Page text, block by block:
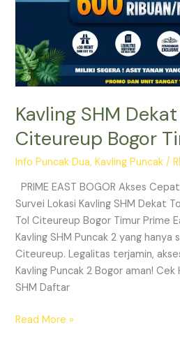
Kavling SHM
Citeureup Bogor
Info Puncak Dua,Kavling Puncak /
PRIME EAST BOGOR Akses
Survei Lokasi Kavling SHM Dekat
Tol Citeureup Bogor Timur Prime
Kavling SHM Puncak 2 yang hanya
Citeureup. Legalitas terjamin,
Kavling Puncak 2 Bogor aman! Cek
SHM Daftar
Read More »